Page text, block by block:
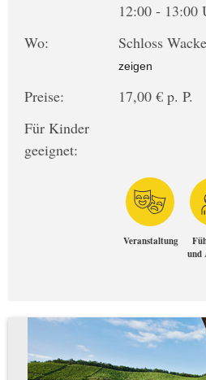
12:00 - 13:00
Wo:
Schloss
zeigen
Preise:
17,00 € p. P.
Für Kinder
geeignet:
Veranstaltung
und